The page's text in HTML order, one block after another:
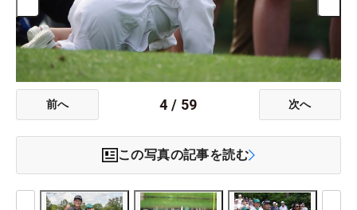
前へ 4 / 59 次へ
この写真の記事を読む